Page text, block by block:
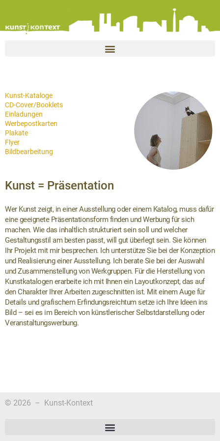
Kunst-Kataloge
CD-Cover/Booklets
Einladungen
Werbepostkarten
Plakate
Flyer
Bildbearbeitung
Kunst = Präsentation
Wer Kunst zeigt, in einer Ausstellung oder einem Katalog, muss dafür
eine geeignete Präsentationsform finden und Werbung für sich
machen. Wie das inhaltlich strukturiert sein soll und welcher
Gestaltungsstil am besten passt, will gut überlegt sein. Sie können
Ihr Projekt mit mir besprechen. Ich unterstütze Sie bei der Konzeption
und Realisierung einer Ausstellung. Ich berate Sie bei der Auswahl
und Zusammenstellung von Werkgruppen. Für die Herstellung von
Kunstkatalogen erarbeite ich mit Ihnen ein Layoutkonzept, das auf
den Charakter Ihrer Arbeiten zugeschnitten ist. Mit einem Auge für
Details und grafischem Erfindungsreichtum setze ich Ihre Ideen ins
Bild – sei es im Bereich von künstlerischer Selbstdarstellung oder
Veranstaltungswerbung.
© 2026 – Kunst-Kontext